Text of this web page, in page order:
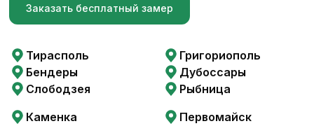
Заказать бесплатный замер
Тирасполь
Бендеры
Слободзея
Григориополь
Дубоссары
Рыбница
Каменка
Первомайск